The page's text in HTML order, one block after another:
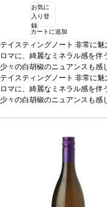
お気に
入り登
録
カートに追加
テイスティングノート 非常に魅
ロマに、綺麗なミネラル感を伴
少々の白胡椒のニュアンスも感
しい酸味が支え、調和がとれて
る一本。葡萄品種100% グリ
認証*本ヴィンテージが在庫切
テイスティングノート 非常に魅
ロマに、綺麗なミネラル感を伴
少々の白胡椒のニュアンスも感
*本ヴィンテージが在庫切
次のヴィンテージに変更されま